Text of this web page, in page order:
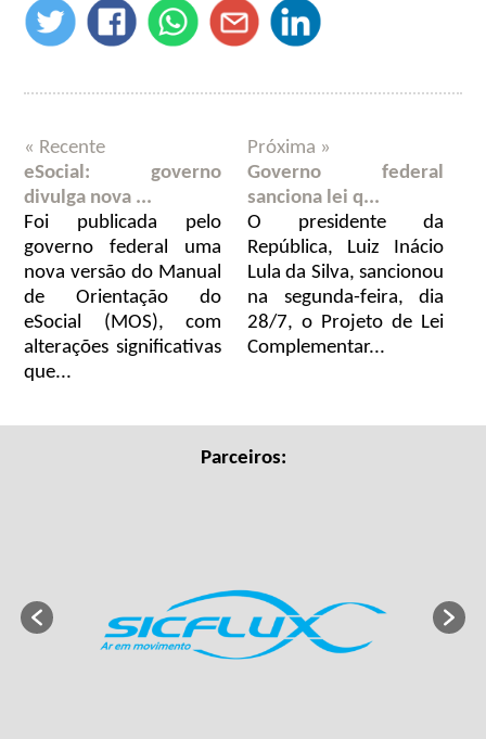
« Recente
eSocial: governo
divulga nova ...
Foi publicada pelo
governo federal uma
nova versão do Manual
de Orientação do
eSocial (MOS), com
alterações significativas
que...
Próxima »
Governo federal
sanciona lei q...
O presidente da
República, Luiz Inácio
Lula da Silva, sancionou
na segunda-feira, dia
28/7, o Projeto de Lei
Complementar...
Parceiros: